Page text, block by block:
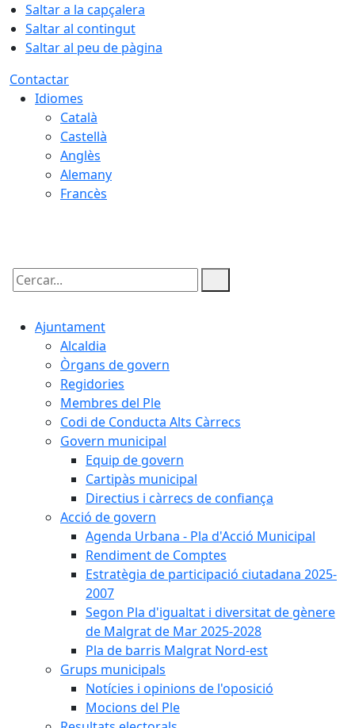
Saltar a la capçalera
Saltar al contingut
Saltar al peu de pàgina
Contactar
Idiomes
Català
Castellà
Anglès
Alemany
Francès
Cercar:
Ajuntament
Alcaldia
Òrgans de govern
Regidories
Membres del Ple
Codi de Conducta Alts Càrrecs
Govern municipal
Equip de govern
Cartipàs municipal
Directius i càrrecs de confiança
Acció de govern
Agenda Urbana - Pla d'Acció Municipal
Rendiment de Comptes
Estratègia de participació ciutadana 2025-
2007
Segon Pla d'igualtat i diversitat de gènere
de Malgrat de Mar 2025-2028
Pla de barris Malgrat Nord-est
Grups municipals
Notícies i opinions de l'oposició
Mocions del Ple